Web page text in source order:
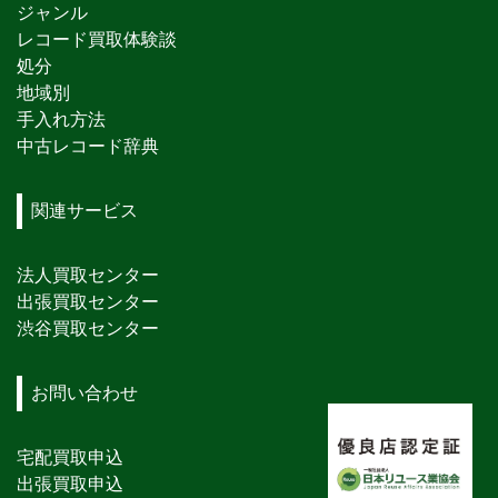
ジャンル
レコード買取体験談
処分
地域別
手入れ方法
中古レコード辞典
関連サービス
法人買取センター
出張買取センター
渋谷買取センター
お問い合わせ
宅配買取申込
出張買取申込